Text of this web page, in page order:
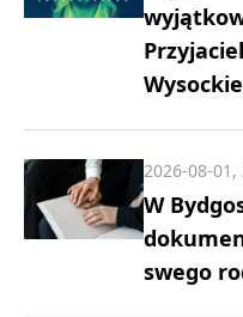
W
swego
2026-08-01,